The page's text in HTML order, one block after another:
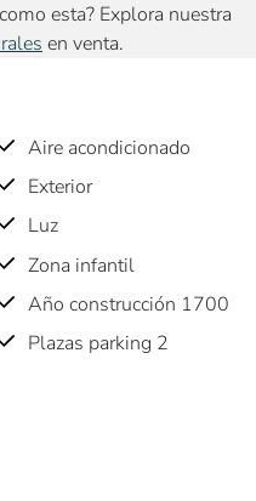
esta? Explora nuestra
en venta.
Aire acondicionado
Exterior
Luz
Zona infantil
Año construcción 1700
Plazas parking 2